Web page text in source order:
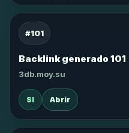
#101
Backlink generado 101
3db.moy.su
SI Abrir